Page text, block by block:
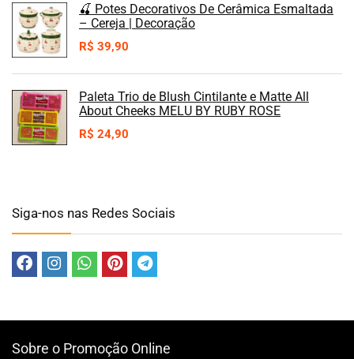
🍒 Potes Decorativos De Cerâmica Esmaltada
– Cereja | Decoração
R$ 39,90
Paleta Trio de Blush Cintilante e Matte All
About Cheeks MELU BY RUBY ROSE
R$ 24,90
Siga-nos nas Redes Sociais
Sobre o Promoção Online